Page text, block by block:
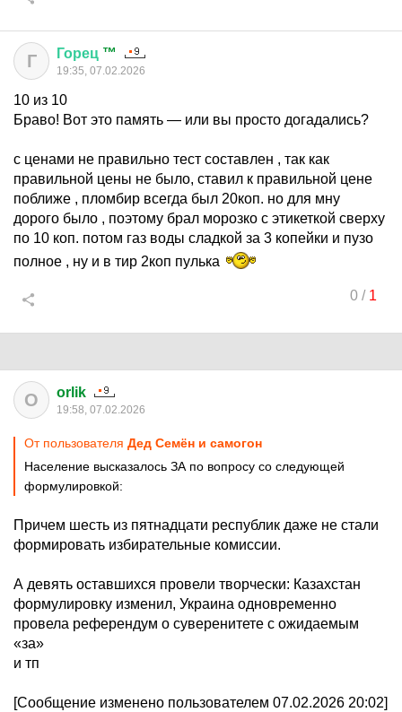
Г Горец ™
19:35, 07.02.2026
10 из 10
Браво! Вот это память — или вы просто догадались?
с ценами не правильно тест составлен , так как
правильной цены не было, ставил к правильной цене
поближе , пломбир всегда был 20коп. но для мну
дорого было , поэтому брал морозко с этикеткой сверху
по 10 коп. потом газ воды сладкой за 3 копейки и пузо
полное , ну и в тир 2коп пулька
0/ 1
O orlik
19:58, 07.02.2026
От пользователя Дед Семён и самогон
Население высказалось ЗА по вопросу со следующей
формулировкой:
Причем шесть из пятнадцати республик даже не стали
формировать избирательные комиссии.
А девять оставшихся провели творчески: Казахстан
формулировку изменил, Украина одновременно
провела референдум о суверенитете с ожидаемым
«за»
и тп
[Сообщение изменено пользователем 07.02.2026 20:02]